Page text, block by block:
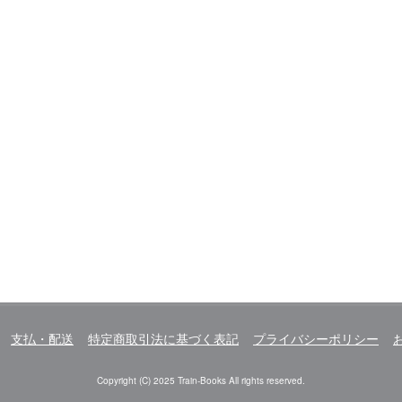
支払・配送 特定商取引法に基づく表記 プライバシーポリシー
Copyright (C) 2025 Train-Books All rights reserved.